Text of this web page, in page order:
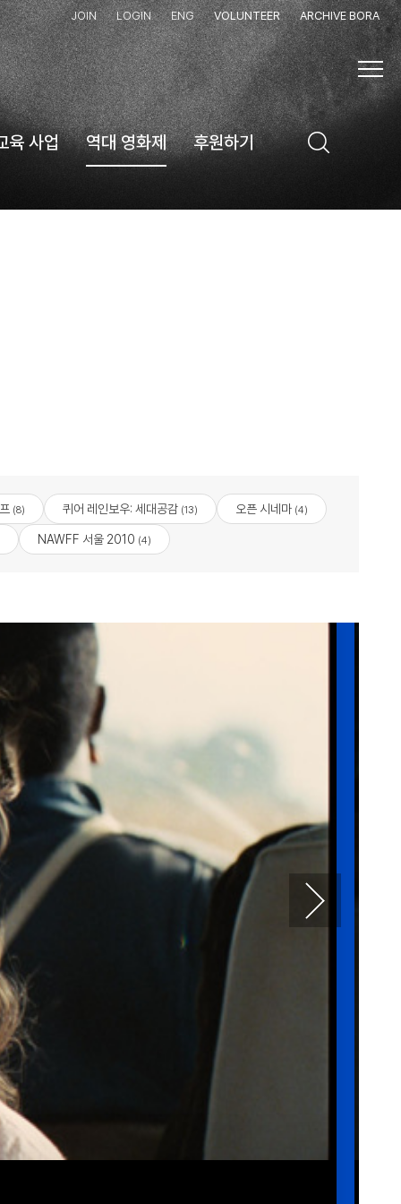
JOIN LOGIN ENG VOLUNTEER ARCHIVE BORA
육 사업 역대 영화제 후원하기
(8) 퀴어 레인보우: 세대공감 (13) 오픈 시네마 (4)
NAWFF 서울 2010 (4)